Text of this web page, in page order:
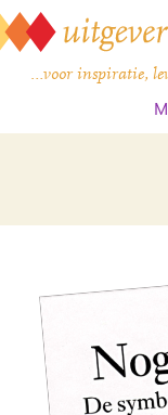
…voor inspiratie,